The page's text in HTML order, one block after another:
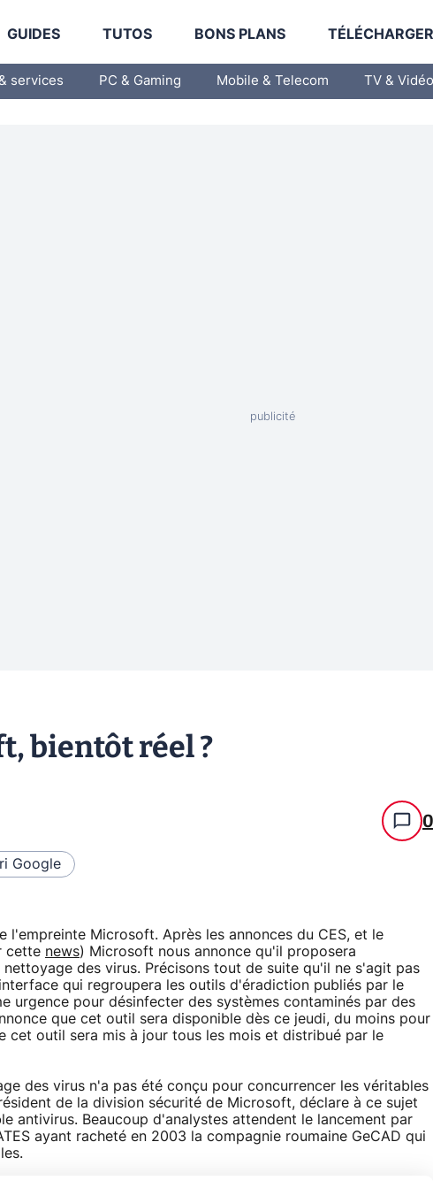
GUIDES TUTOS BONS PLANS
services PC & Gaming Mobile & Telecom TV & Vidéo
bientôt réel ?
0
Google
l'empreinte Microsoft. Après les annonces du CES, et le
cette news) Microsoft nous annonce qu'il proposera
des virus. Précisons tout de suite qu'il ne s'agit pas
qui regroupera les outils d'éradiction publiés par le
urgence pour désinfecter des systèmes contaminés par des
que cet outil sera disponible dès ce jeudi, du moins pour
cet outil sera mis à jour tous les mois et distribué par le
des virus n'a pas été conçu pour concurrencer les véritables
de la division sécurité de Microsoft, déclare à ce sujet
antivirus. Beaucoup d'analystes attendent le lancement par
ayant racheté en 2003 la compagnie roumaine GeCAD qui